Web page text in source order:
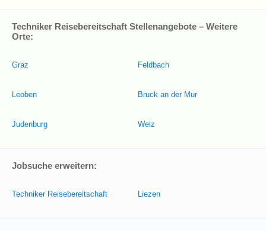
Techniker Reisebereitschaft Stellenangebote – Weitere
Orte:
Graz
Leoben
Judenburg
Feldbach
Bruck an der Mur
Weiz
Jobsuche erweitern:
Techniker Reisebereitschaft Liezen